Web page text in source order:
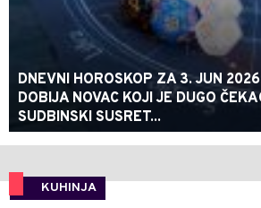
DNEVNI HOROSKOP ZA 3. JUN
DOBIJA NOVAC KOJI JE DUGO
SUDBINSKI SUSRET...
KUHINJA